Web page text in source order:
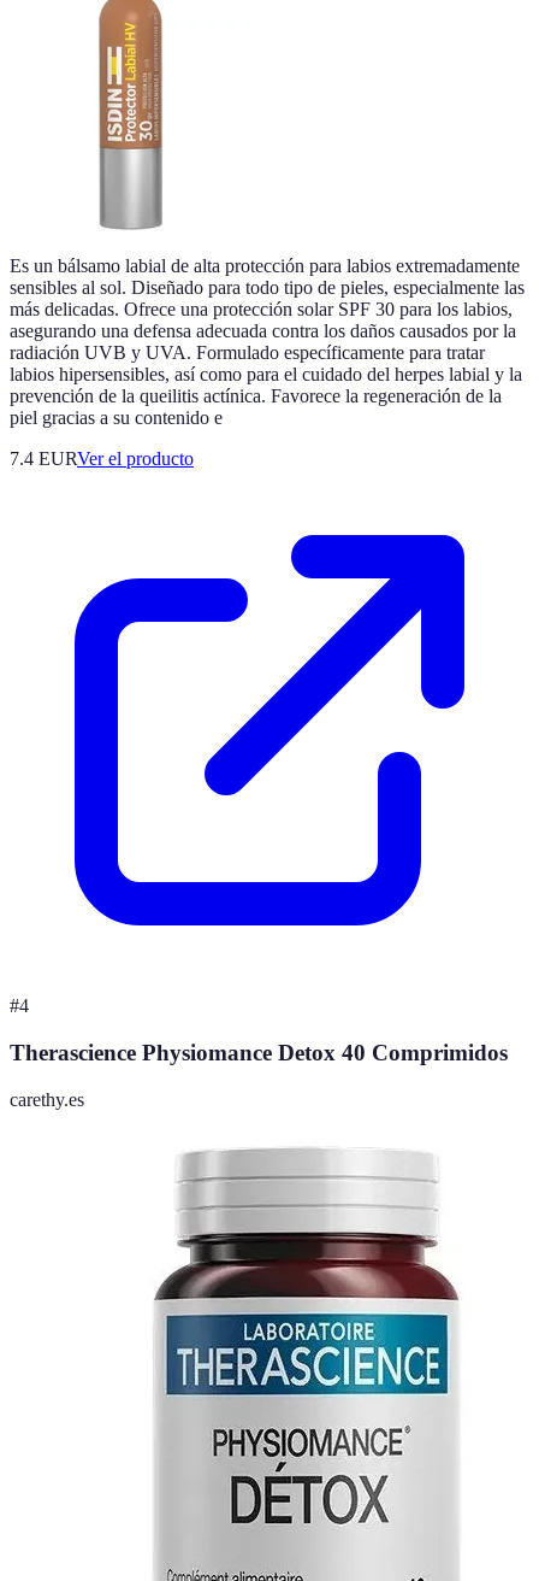
Es un bálsamo labial de alta protección para labios extremadamente
sensibles al sol. Diseñado para todo tipo de pieles, especialmente las
más delicadas. Ofrece una protección solar SPF 30 para los labios,
asegurando una defensa adecuada contra los daños causados por la
radiación UVB y UVA. Formulado específicamente para tratar
labios hipersensibles, así como para el cuidado del herpes labial y la
prevención de la queilitis actínica. Favorece la regeneración de la
piel gracias a su contenido e
7.4 EURVer el producto
#4
Therascience Physiomance Detox 40 Comprimidos
carethy.es